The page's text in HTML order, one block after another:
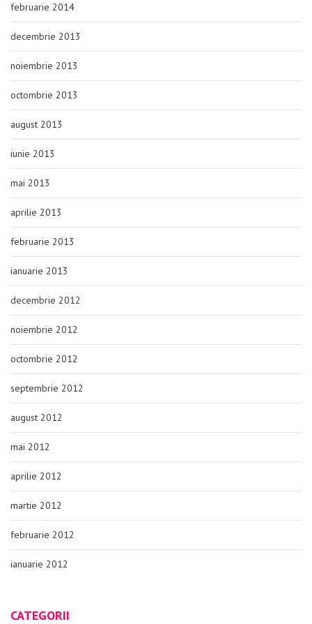
februarie 2014
decembrie 2013
noiembrie 2013
octombrie 2013
august 2013
iunie 2013
mai 2013
aprilie 2013
februarie 2013
ianuarie 2013
decembrie 2012
noiembrie 2012
octombrie 2012
septembrie 2012
august 2012
mai 2012
aprilie 2012
martie 2012
februarie 2012
ianuarie 2012
CATEGORII